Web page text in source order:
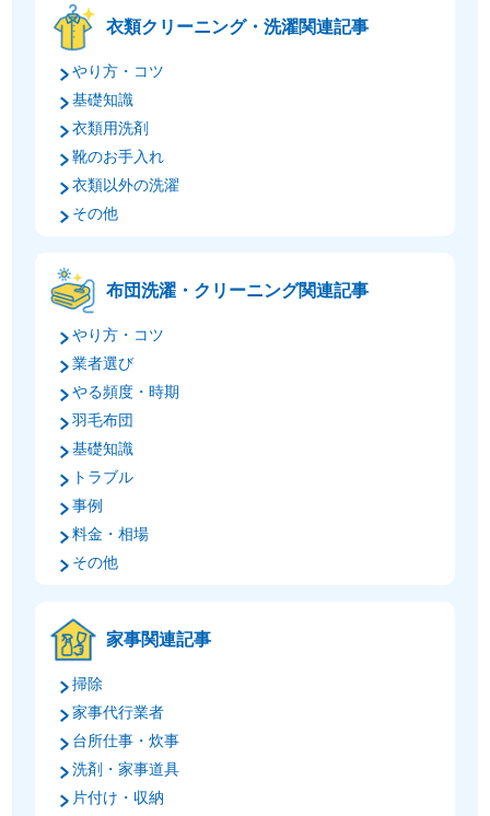
衣類クリーニング・洗濯関連記事
やり方・コツ
基礎知識
衣類用洗剤
靴のお手入れ
衣類以外の洗濯
その他
布団洗濯・クリーニング関連記事
やり方・コツ
業者選び
やる頻度・時期
羽毛布団
基礎知識
トラブル
事例
料金・相場
その他
家事関連記事
掃除
家事代行業者
台所仕事・炊事
洗剤・家事道具
片付け・収納